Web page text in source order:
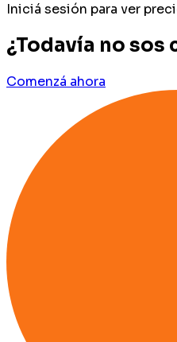
Iniciá sesión para ver
¿Todavía no sos
Comenzá ahora